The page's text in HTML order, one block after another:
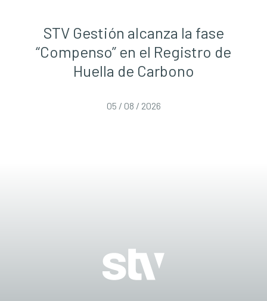
STV Gestión alcanza la fase
“Compenso” en el Registro de
Huella de Carbono
05 / 08 / 2026